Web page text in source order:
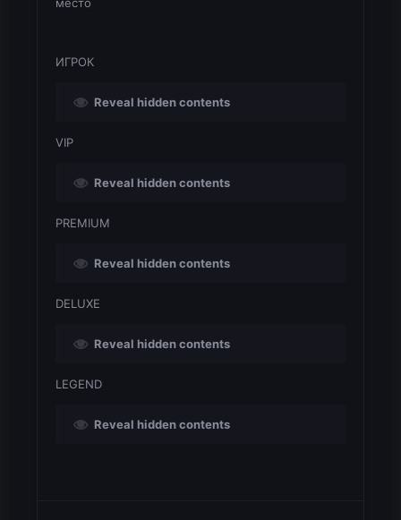
ИГРОК
Reveal hidden contents
VIP
Reveal hidden contents
PREMIUM
Reveal hidden contents
DELUXE
Reveal hidden contents
LEGEND
Reveal hidden contents